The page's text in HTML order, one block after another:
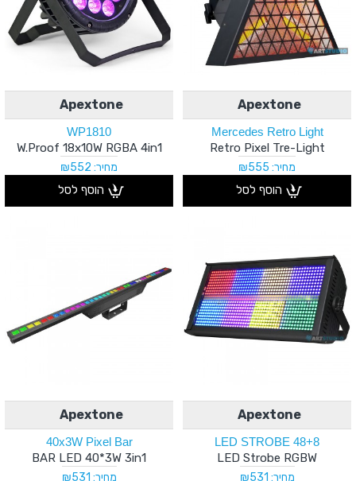
Apextone
Mercedes Retro Light
Retro Pixel Tre-Light
מחיר: ₪555
הוסף לסל
Apextone
WP1810
W.Proof 18x10W RGBA 4in1
מחיר: ₪552
הוסף לסל
Apextone
48+8 LED STROBE
LED Strobe RGBW
מחיר: ₪531
Apextone
40x3W Pixel Bar
BAR LED 40*3W 3in1
מחיר: ₪531